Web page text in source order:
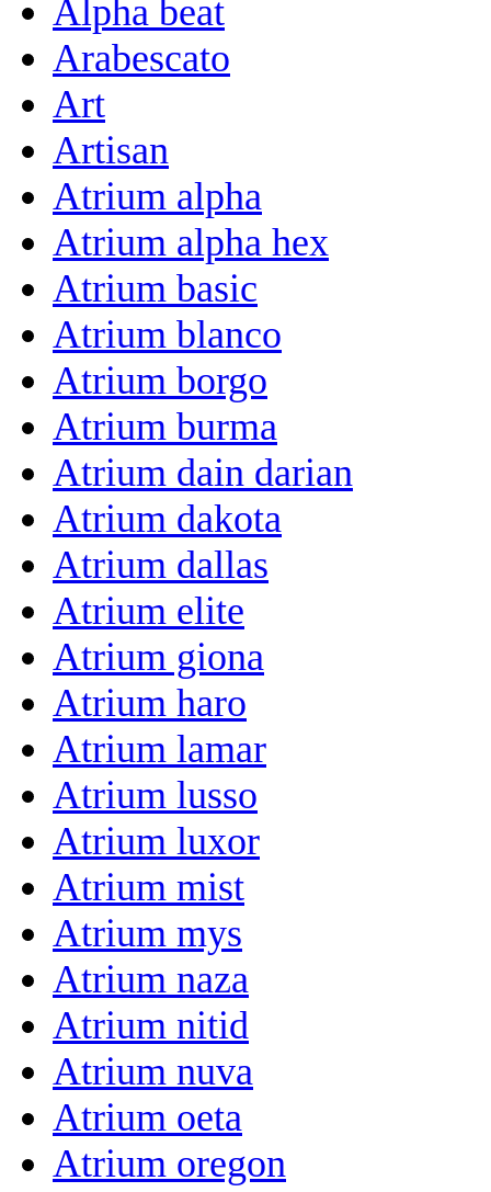
Alpha beat
Arabescato
Art
Artisan
Atrium alpha
Atrium alpha hex
Atrium basic
Atrium blanco
Atrium borgo
Atrium burma
Atrium dain darian
Atrium dakota
Atrium dallas
Atrium elite
Atrium giona
Atrium haro
Atrium lamar
Atrium lusso
Atrium luxor
Atrium mist
Atrium mys
Atrium naza
Atrium nitid
Atrium nuva
Atrium oeta
Atrium oregon